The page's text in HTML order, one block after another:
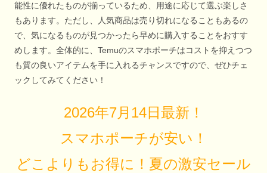
能性に優れたものが揃っているため、用途に応じて選ぶ楽しさ
もあります。ただし、人気商品は売り切れになることもあるの
で、気になるものが見つかったら早めに購入することをおすす
めします。全体的に、Temuのスマホポーチはコストを抑えつつ
も質の良いアイテムを手に入れるチャンスですので、ぜひチェ
ックしてみてください！
2026年7月14日最新！
スマホポーチが安い！
どこよりもお得に！夏の激安セール